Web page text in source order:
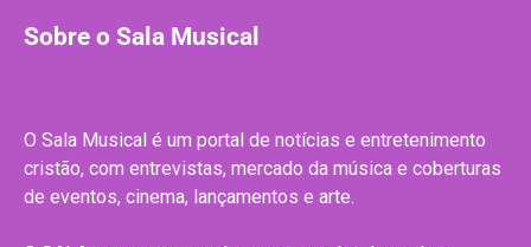
Sobre o Sala Musical
O Sala Musical é um portal de notícias e entretenimento
cristão, com entrevistas, mercado da música e coberturas
de eventos, cinema, lançamentos e arte.